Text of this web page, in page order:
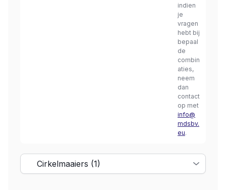
indien
je
vragen
hebt bij
bepaal
de
combin
aties,
neem
dan
contact
op met
info@
mdsbv.
eu.